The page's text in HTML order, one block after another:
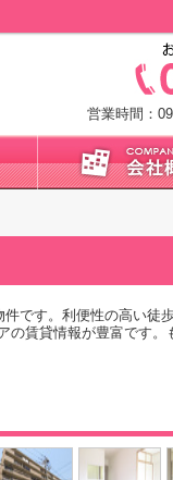
営業時間：
です。利便性の高い徒
賃貸情報が豊富です